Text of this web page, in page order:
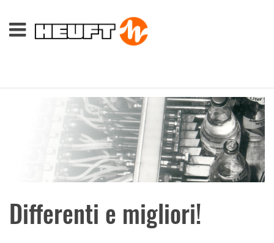
Differenti e migliori!